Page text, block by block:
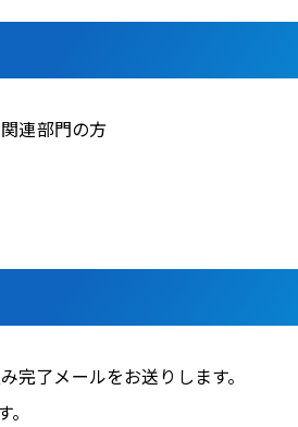
連部門の方
完了メールをお送りします。